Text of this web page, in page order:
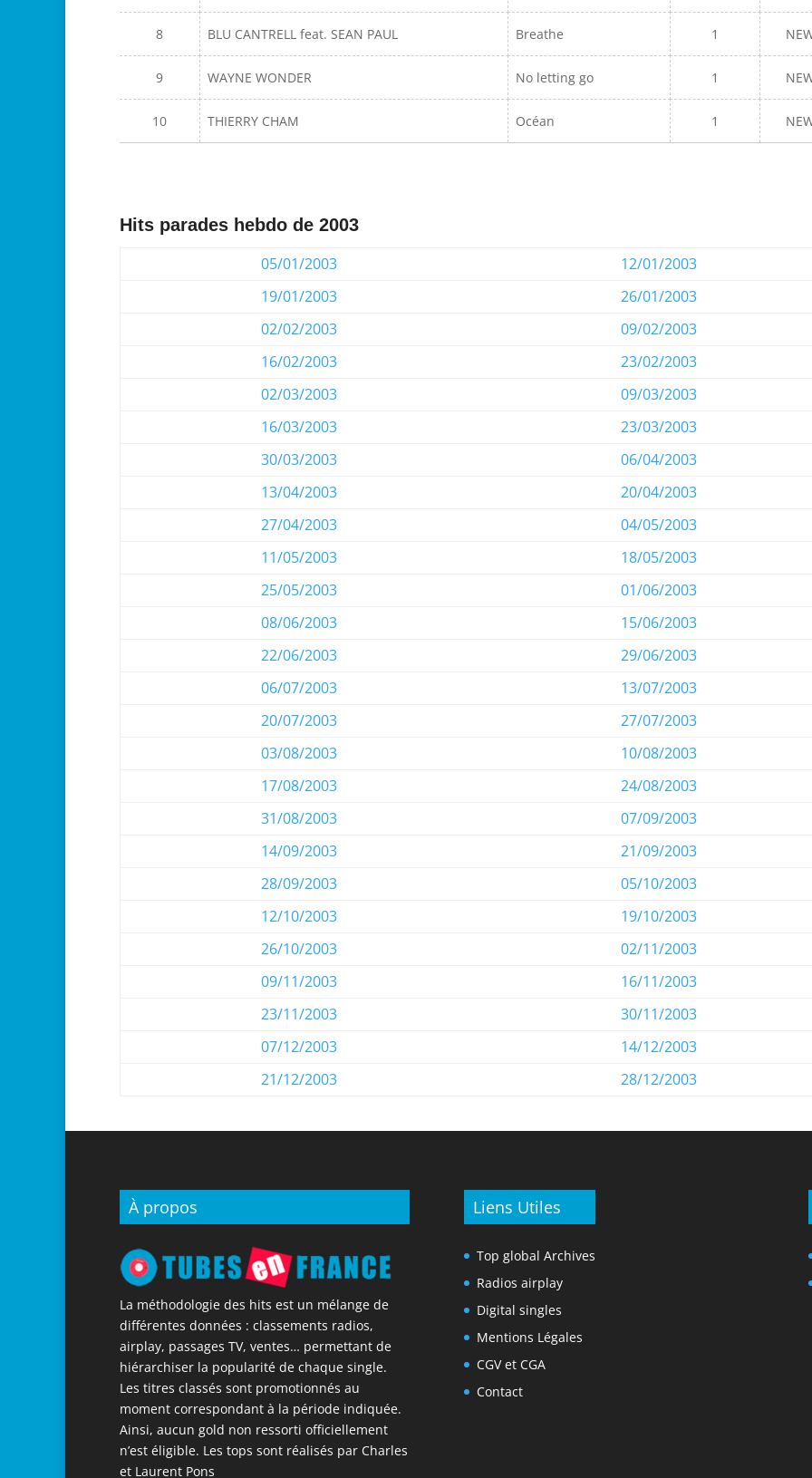
8 BLU CANTRELL feat. SEAN PAUL Breathe 1
9 WAYNE WONDER No letting go 1
10 THIERRY CHAM Océan 1
Hits parades hebdo de 2003
05/01/2003
12/01/2003
19/01/2003
26/01/2003
02/02/2003
09/02/2003
16/02/2003
23/02/2003
02/03/2003
09/03/2003
16/03/2003
23/03/2003
30/03/2003
06/04/2003
13/04/2003
20/04/2003
27/04/2003
04/05/2003
11/05/2003
18/05/2003
25/05/2003
01/06/2003
08/06/2003
15/06/2003
22/06/2003
29/06/2003
06/07/2003
13/07/2003
20/07/2003
27/07/2003
03/08/2003
10/08/2003
17/08/2003
24/08/2003
31/08/2003
07/09/2003
14/09/2003
21/09/2003
28/09/2003
05/10/2003
12/10/2003
19/10/2003
26/10/2003
02/11/2003
09/11/2003
16/11/2003
23/11/2003
30/11/2003
07/12/2003
14/12/2003
21/12/2003
28/12/2003
À propos
La méthodologie des hits est un mélange de
différentes données : classements radios,
airplay, passages TV, ventes… permettant de
hiérarchiser la popularité de chaque single.
Les titres classés sont promotionnés au
moment correspondant à la période indiquée.
Ainsi, aucun gold non ressorti officiellement
n’est éligible. Les tops sont réalisés par Charles
et Laurent Pons
Liens Utiles
Top global Archives
Radios airplay
Digital singles
Mentions Légales
CGV et CGA
Contact